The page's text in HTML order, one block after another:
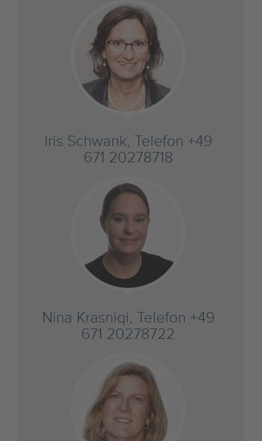
Iris Schwank, Telefon +49
671 20278718
Nina Krasniqi, Telefon +49
671 20278722